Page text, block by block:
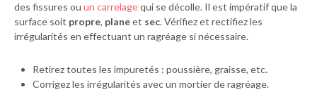
des fissures ou un carrelagequi se décolle. Il est impératif que la
surface soit propre, planeet sec. Vérifiez et rectifiez les
irrégularités en effectuant un ragréage si nécessaire.
Retirez toutes les impuretés : poussière, graisse, etc.
Corrigez les irrégularités avec un mortier de ragréage.